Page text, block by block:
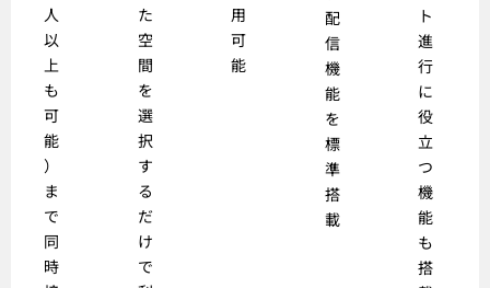
人
以
上
も
可
能
）
ま
で
同
時
た
空
間
を
選
択
す
る
だ
け
で
用
可
能
配
信
機
能
を
標
準
搭
載
ト
進
行
に
役
立
つ
機
能
も
搭